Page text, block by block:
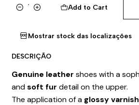
Quantity
Add to Cart
Mostrar stock das localizações
DESCRIÇÃO
Genuine leather shoes with a
andsoft fur detail on the upper.
The application of a glossy varnish